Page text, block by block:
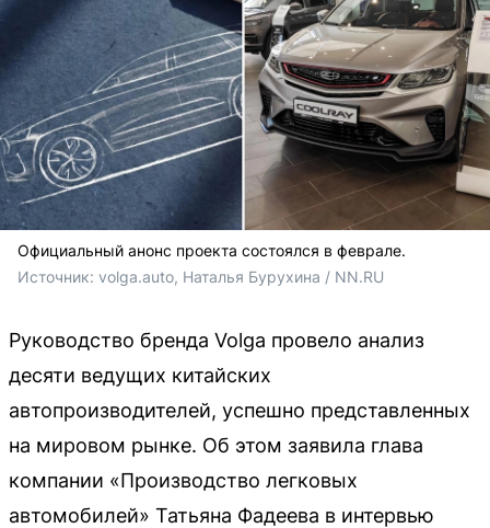
Официальный анонс проекта состоялся в феврале.
Источник: volga.auto, Наталья Бурухина / NN.RU
Руководство бренда Volga провело анализ
десяти ведущих китайских
автопроизводителей, успешно представленных
на мировом рынке. Об этом заявила глава
компании «Производство легковых
автомобилей» Татьяна Фадеева в интервью